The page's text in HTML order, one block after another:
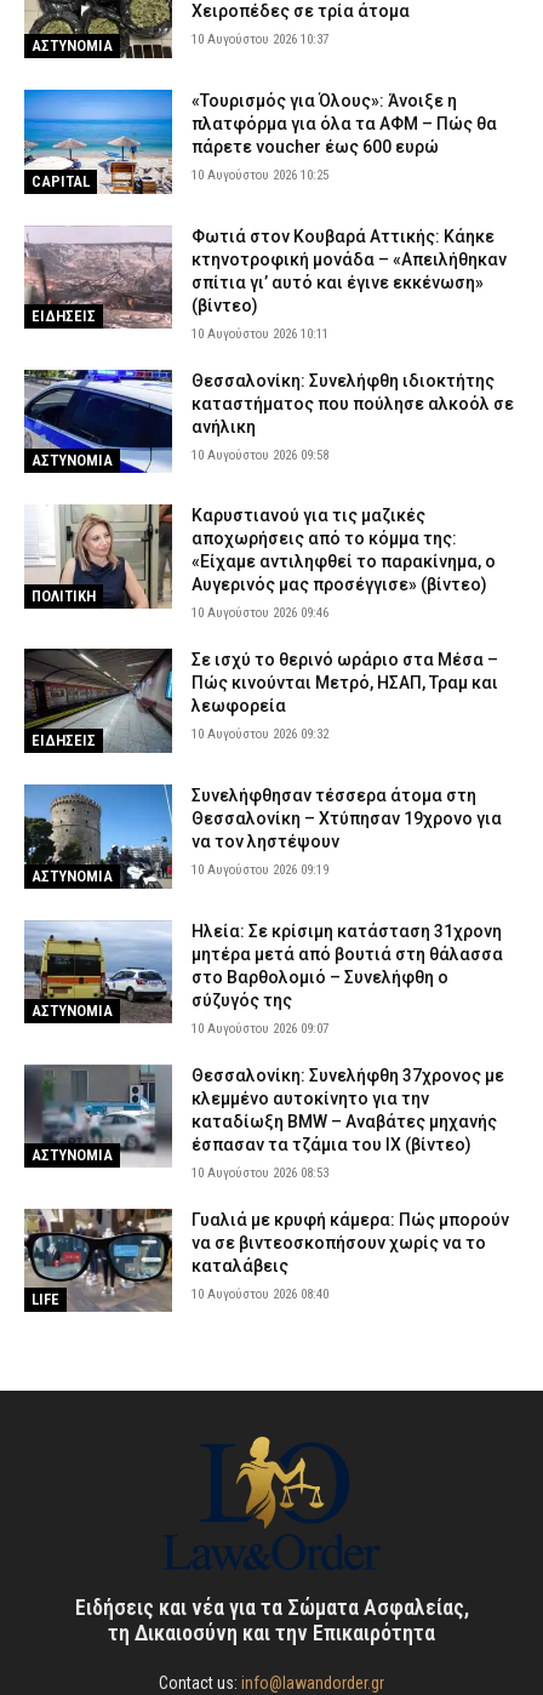
ΑΣΤΥΝΟΜΙΑ
Χειροπέδες σε τρία άτομα
10 Αυγούστου 2026 10:37
CAPITAL
«Τουρισμός για Όλους»: Άνοιξε η
πλατφόρμα για όλα τα ΑΦΜ – Πώς θα
πάρετε voucher έως 600 ευρώ
10 Αυγούστου 2026 10:25
ΕΙΔΗΣΕΙΣ
Φωτιά στον Κουβαρά Αττικής: Κάηκε
κτηνοτροφική μονάδα – «Απειλήθηκαν
σπίτια γι’ αυτό και έγινε εκκένωση»
(βίντεο)
10 Αυγούστου 2026 10:11
ΑΣΤΥΝΟΜΙΑ
Θεσσαλονίκη: Συνελήφθη ιδιοκτήτης
καταστήματος που πούλησε αλκοόλ σε
ανήλικη
10 Αυγούστου 2026 09:58
ΠΟΛΙΤΙΚΗ
Καρυστιανού για τις μαζικές
αποχωρήσεις από το κόμμα της:
«Είχαμε αντιληφθεί το παρακίνημα, ο
Αυγερινός μας προσέγγισε» (βίντεο)
10 Αυγούστου 2026 09:46
ΕΙΔΗΣΕΙΣ
Σε ισχύ το θερινό ωράριο στα Μέσα –
Πώς κινούνται Μετρό, ΗΣΑΠ, Τραμ και
λεωφορεία
10 Αυγούστου 2026 09:32
ΑΣΤΥΝΟΜΙΑ
Συνελήφθησαν τέσσερα άτομα στη
Θεσσαλονίκη – Χτύπησαν 19χρονο για
να τον ληστέψουν
10 Αυγούστου 2026 09:19
ΑΣΤΥΝΟΜΙΑ
Ηλεία: Σε κρίσιμη κατάσταση 31χρονη
μητέρα μετά από βουτιά στη θάλασσα
στο Βαρθολομιό – Συνελήφθη ο
σύζυγός της
10 Αυγούστου 2026 09:07
ΑΣΤΥΝΟΜΙΑ
Θεσσαλονίκη: Συνελήφθη 37χρονος με
κλεμμένο αυτοκίνητο για την
καταδίωξη BMW – Αναβάτες μηχανής
έσπασαν τα τζάμια του ΙΧ (βίντεο)
10 Αυγούστου 2026 08:53
LIFE
Γυαλιά με κρυφή κάμερα: Πώς μπορούν
να σε βιντεοσκοπήσουν χωρίς να το
καταλάβεις
10 Αυγούστου 2026 08:40
Ειδήσεις και νέα για τα Σώματα Ασφαλείας,
τη Δικαιοσύνη και την Επικαιρότητα
Contact us: info@lawandorder.gr